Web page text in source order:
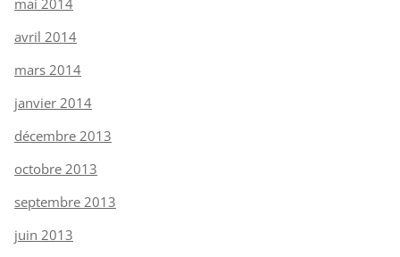
avril 2014
mars 2014
janvier 2014
décembre 2013
octobre 2013
septembre 2013
juin 2013